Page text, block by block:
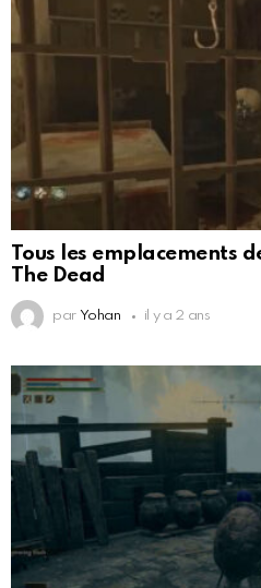
Tous les emplacements
The Dead
par Yohan il y a 2 ans